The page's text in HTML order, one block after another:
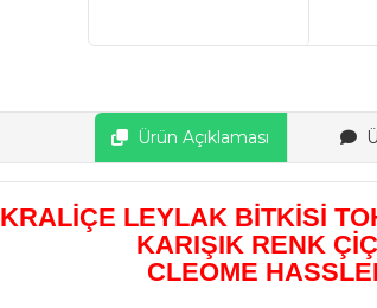
Ürün Açıklaması
KRALİÇE LEYLAK BİTKİSİ
KARIŞIK RENK
CLEOME